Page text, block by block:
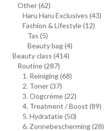
Other(62)
Haru Haru Exclusives (43)
Fashion & Lifestyle(12)
Tas (5)
Beauty bag(4)
Beauty class (414)
Routine(287)
1. Reiniging(68)
2. Toner(37)
3. Oogcrème(22)
4. Treatment / Boost (89)
5. Hydratatie(50)
6. Zonnebescherming(28)